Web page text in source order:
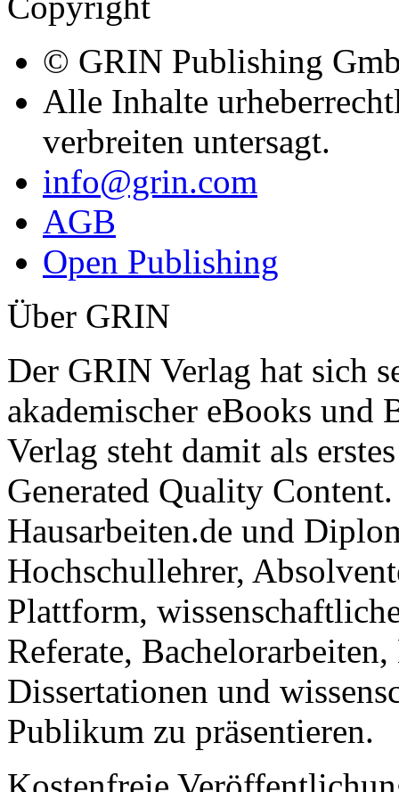
© GRIN Publishing
Alle Inhalte
verbreiten untersagt.
info@grin.com
AGB
Open Publishing
Über GRIN
Der GRIN Verlag hat sich
akademischer eBooks und
Verlag steht damit als
Generated Quality
Hausarbeiten.de und
Hochschullehrer,
Plattform,
Referate,
Dissertationen und
Publikum zu präsentieren.